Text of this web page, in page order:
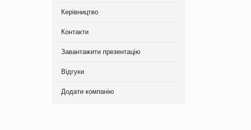
Керівництво
Контакти
Завантажити презентацію
Відгуки
Додати компанію